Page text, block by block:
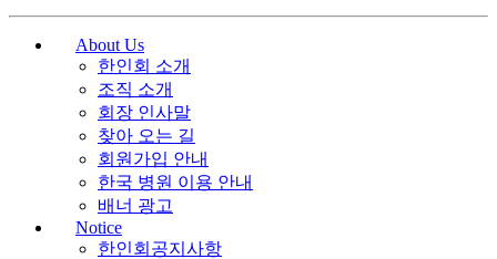
About Us
한인회 소개
조직 소개
회장 인사말
찾아 오는 길
회원가입 안내
한국 병원 이용 안내
배너 광고
Notice
한인회공지사항